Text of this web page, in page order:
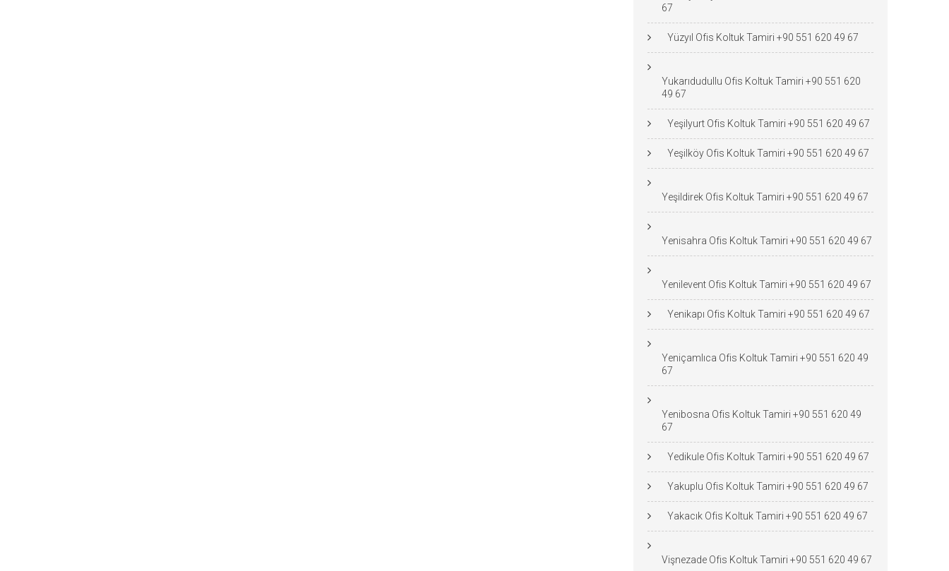
67
Yüzyıl Ofis Koltuk Tamiri +90 551 620 49 67
Yukarıdudullu Ofis Koltuk Tamiri +90 551 620
49 67
Yeşilyurt Ofis Koltuk Tamiri +90 551 620 49 67
Yeşilköy Ofis Koltuk Tamiri +90 551 620 49 67
Yeşildirek Ofis Koltuk Tamiri +90 551 620 49 67
Yenisahra Ofis Koltuk Tamiri +90 551 620 49 67
Yenilevent Ofis Koltuk Tamiri +90 551 620 49 67
Yenikapı Ofis Koltuk Tamiri +90 551 620 49 67
Yeniçamlıca Ofis Koltuk Tamiri +90 551 620 49
67
Yenibosna Ofis Koltuk Tamiri +90 551 620 49
67
Yedikule Ofis Koltuk Tamiri +90 551 620 49 67
Yakuplu Ofis Koltuk Tamiri +90 551 620 49 67
Yakacık Ofis Koltuk Tamiri +90 551 620 49 67
Vişnezade Ofis Koltuk Tamiri +90 551 620 49 67